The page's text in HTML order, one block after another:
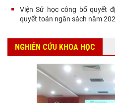
Viện Sử học công bố quyết
quyết toán ngân sách năm
NGHIÊN CỨU KHOA HỌC